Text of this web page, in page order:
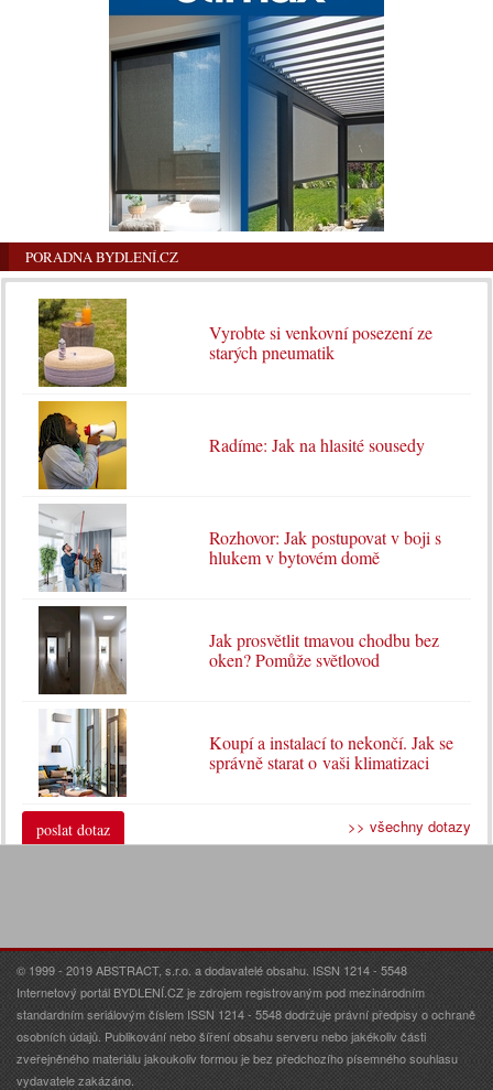
PORADNA BYDLENÍ.CZ
Vyrobte si venkovní posezení ze
starých pneumatik
Radíme: Jak na hlasité sousedy
Rozhovor: Jak postupovat v boji s
hlukem v bytovém domě
Jak prosvětlit tmavou chodbu bez
oken? Pomůže světlovod
Koupí a instalací to nekončí. Jak se
správně starat o vaši klimatizaci
poslat dotaz >> všechny dotazy
© 1999 - 2019 ABSTRACT, s.r.o. a dodavatelé obsahu. ISSN 1214 - 5548
Internetový portál BYDLENÍ.CZ je zdrojem registrovaným pod mezinárodním
standardním seriálovým číslem ISSN 1214 - 5548 dodržuje právní předpisy o ochraně
osobních údajů. Publikování nebo šíření obsahu serveru nebo jakékoliv části
zveřejněného materiálu jakoukoliv formou je bez předchozího písemného souhlasu
vydavatele zakázáno.